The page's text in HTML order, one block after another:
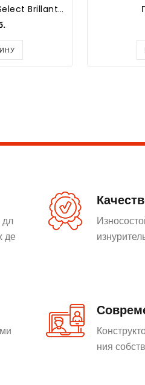
Мяч футбольный Select Brillant Super FIFA
де
ния